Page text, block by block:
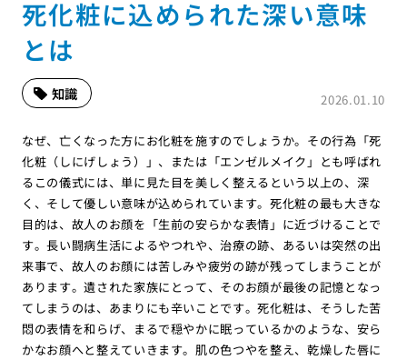
死化粧に込められた深い意味
とは
2026.01.10
知識
なぜ、亡くなった方にお化粧を施すのでしょうか。その行為「死
化粧（しにげしょう）」、または「エンゼルメイク」とも呼ばれ
るこの儀式には、単に見た目を美しく整えるという以上の、深
く、そして優しい意味が込められています。死化粧の最も大きな
目的は、故人のお顔を「生前の安らかな表情」に近づけることで
す。長い闘病生活によるやつれや、治療の跡、あるいは突然の出
来事で、故人のお顔には苦しみや疲労の跡が残ってしまうことが
あります。遺された家族にとって、そのお顔が最後の記憶となっ
てしまうのは、あまりにも辛いことです。死化粧は、そうした苦
悶の表情を和らげ、まるで穏やかに眠っているかのような、安ら
かなお顔へと整えていきます。肌の色つやを整え、乾燥した唇に